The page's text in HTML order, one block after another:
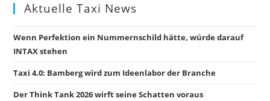
Aktuelle Taxi News
Wenn Perfektion ein Nummernschild hätte, würde darauf
INTAX stehen
Taxi 4.0: Bamberg wird zum Ideenlabor der Branche
Der Think Tank 2026 wirft seine Schatten voraus